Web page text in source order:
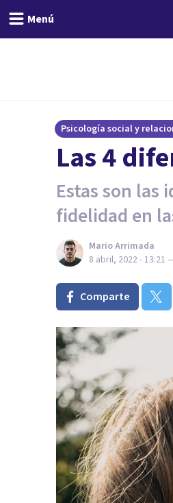
Menú
Psicología social y
Las 4
Estas son las
fidelidad en
Mario Arrimada
8 abril, 2022 - 13:21
Comparte